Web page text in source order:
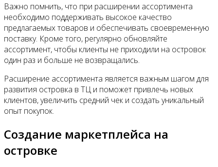
Важно помнить, что при расширении ассортимента
необходимо поддерживать высокое качество
предлагаемых товаров и обеспечивать своевременную
поставку. Кроме того, регулярно обновляйте
ассортимент, чтобы клиенты не приходили на островок
один раз и больше не возвращались.
Расширение ассортимента является важным шагом для
развития островка в ТЦ и поможет привлечь новых
клиентов, увеличить средний чек и создать уникальный
опыт покупок.
Создание маркетплейса на
островке